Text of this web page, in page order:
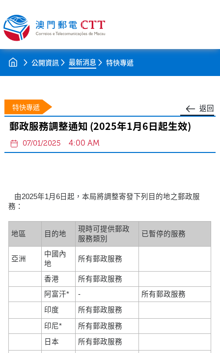
公開資訊 最新消息 特快專遞
返回
特快專遞
郵政服務調整通知 (2025年1月6日起生效)
07/01/2025 4:00 AM
由2025年1月6日起，本局將調整寄發下列目的地之郵政服
務：
地區 目的地
現時可提供郵政
服務類別
已暫停的服務
亞洲
中國內
地
所有郵政服務
香港
所有郵政服務
阿富汗*
-
所有郵政服務
印度
所有郵政服務
印尼*
所有郵政服務
日本
所有郵政服務